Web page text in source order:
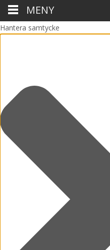
Hantera samtycke
MENY